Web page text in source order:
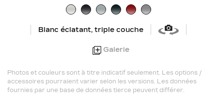
Blanc éclatant, triple couche
Galerie
Photos et couleurs sont à titre indicatif seulement. Les options /
accessoires pourraient varier selon les versions. Les données
fournies par une base de données tierce peuvent différer.